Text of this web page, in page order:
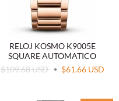
RELOJ KOSMO K9005E
SQUARE AUTOMATICO
$109.68 USD
$61.66 USD